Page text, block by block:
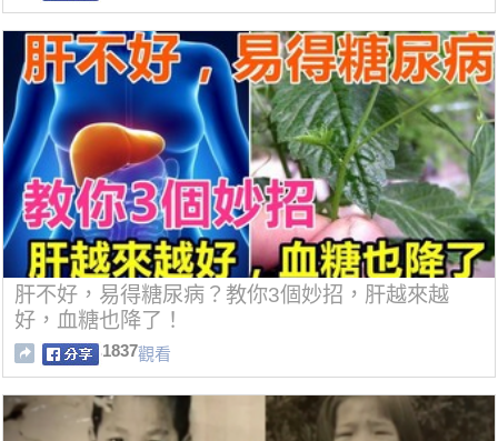
肝不好，易得糖尿病？教你3個妙招，肝越來越
好，血糖也降了！
1837觀看